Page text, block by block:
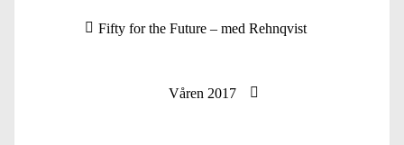
Inläggsnavigering
Previous
Fifty for the Future – med Rehnqvist
Next
Våren 2017